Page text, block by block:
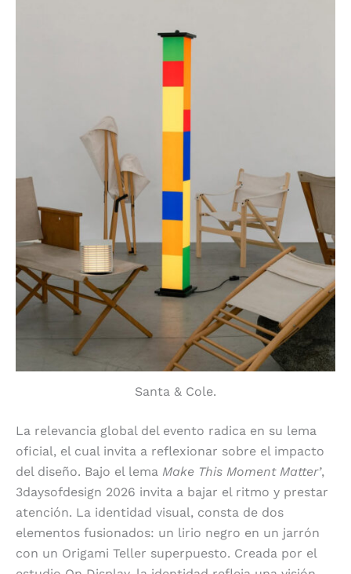
Santa & Cole.
La relevancia global del evento radica en su lema
oficial, el cual invita a reflexionar sobre el impacto
del diseño. Bajo el lema Make This Moment Matter’,
3daysofdesign 2026 invita a bajar el ritmo y prestar
atención. La identidad visual, consta de dos
elementos fusionados: un lirio negro en un jarrón
con un Origami Teller superpuesto. Creada por el